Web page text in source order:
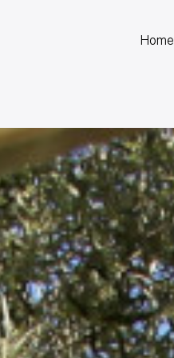
Home